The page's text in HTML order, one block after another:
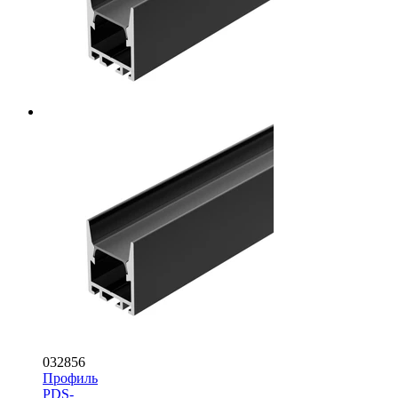
032856
Профиль
PDS-